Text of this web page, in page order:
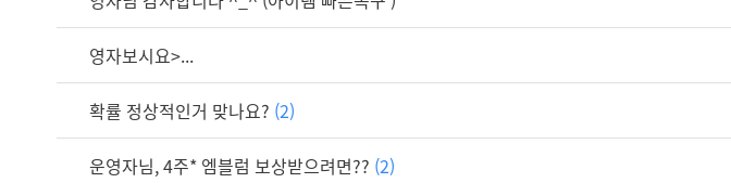
영자보시요>...
확률 정상적인거 맞나요? (2)
운영자님, 4주* 엠블럼 보상받으려면?? (2)